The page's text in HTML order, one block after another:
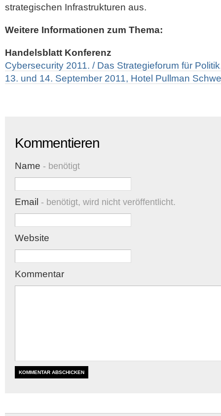
strategischen Infrastrukturen aus.
Weitere Informationen zum Thema:
Handelsblatt Konferenz
Cybersecurity 2011. / Das Strategieforum für
13. und 14. September 2011, Hotel Pullman
Kommentieren
Name - benötigt
Email - benötigt, wird nicht veröffentlicht.
Website
Kommentar